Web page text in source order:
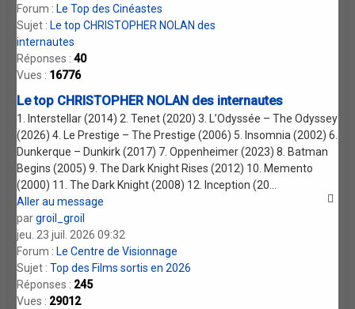
Forum : Le Top des Cinéastes
Sujet : Le top CHRISTOPHER NOLAN des
internautes
Réponses :40
Vues : 16776
Le top CHRISTOPHER NOLAN des internautes
1. Interstellar (2014) 2. Tenet (2020) 3. L’Odyssée – The Odyssey
(2026) 4. Le Prestige – The Prestige (2006) 5. Insomnia (2002) 6.
Dunkerque – Dunkirk (2017) 7. Oppenheimer (2023) 8. Batman
Begins (2005) 9. The Dark Knight Rises (2012) 10. Memento
(2000) 11. The Dark Knight (2008) 12. Inception (20...
Aller au message
pargroil_groil
jeu. 23 juil. 2026 09:32
Forum : Le Centre de Visionnage
Sujet :Top des Films sortis en 2026
Réponses : 245
Vues : 29012